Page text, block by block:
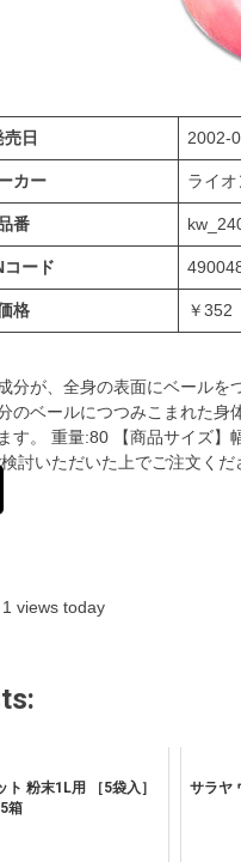
売日 2002-
カー ライ
番
ード
格 ￥352
分が、全身の表面にベール
のベールにつつみこまれた
す。 重量:80 【商品サイズ
討いただいた上でご注文くだ
, 1 views today
粉末1L用 ［5袋入］
箱
サラヤ